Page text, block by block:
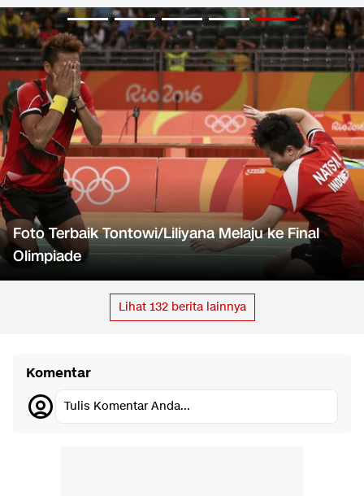
Foto Terbaik Tontowi/Liliyana Melaju ke Final
Olimpiade
Lihat 132berita lainnya
Komentar
Tulis Komentar Anda...